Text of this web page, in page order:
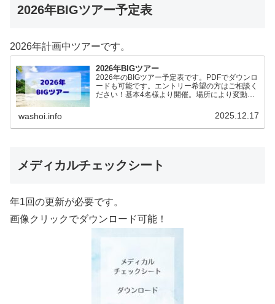
2026年BIGツアー予定表
2026年計画中ツアーです。
2026年BIGツアー
2026年のBIGツアー予定表です。PDFでダウンロ
ードも可能です。エントリー希望の方はご相談く
ださい！基本4名様より開催。場所により変動あ
（12.19更新）ダウンロードPDFでアップロード
washoi.info 2025.12.17
メディカルチェックシート
年1回の更新が必要です。
画像クリックでダウンロード可能！